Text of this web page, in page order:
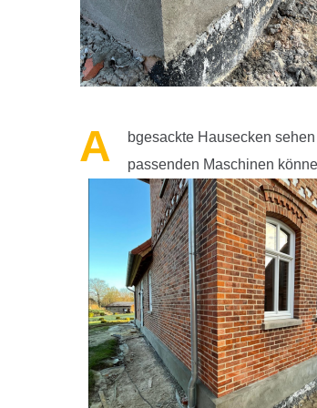
A
bgesackte Hausecken
passenden Maschinen